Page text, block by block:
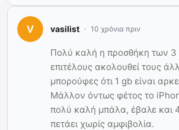
vasilist 10 χρόνια πριν
Πολύ καλή η προσθήκη των 3
επιτέλους ακολουθεί τους
μπορούφες ότι 1 gb είναι
Μάλλον όντως φέτος το
πολύ καλή μπάλα, έβαλε και
πετάει χωρίς αμφιβολία.